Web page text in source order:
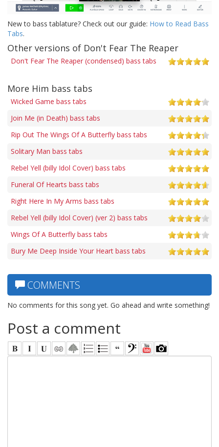
New to bass tablature? Check out our guide: How to Read Bass
Tabs.
Other versions of Don't Fear The Reaper
Don't Fear The Reaper (condensed) bass tabs
More Him bass tabs
Wicked Game bass tabs
Join Me (in Death) bass tabs
Rip Out The Wings Of A Butterfly bass tabs
Solitary Man bass tabs
Rebel Yell (billy Idol Cover) bass tabs
Funeral Of Hearts bass tabs
Right Here In My Arms bass tabs
Rebel Yell (billy Idol Cover) (ver 2) bass tabs
Wings Of A Butterfly bass tabs
Bury Me Deep Inside Your Heart bass tabs
COMMENTS
No comments for this song yet. Go ahead and write something!
Post a comment